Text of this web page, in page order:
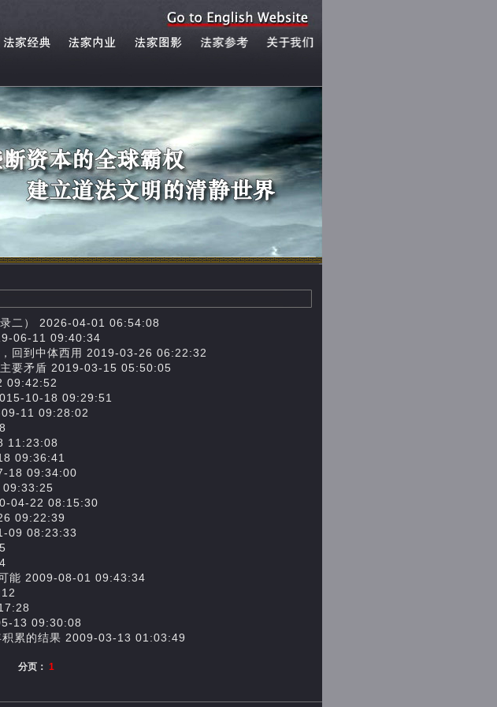
录二） 2026-04-01 06:54:08
06-11 09:40:34
回到中体西用 ​ 2019-03-26 06:22:32
主要矛盾 2019-03-15 05:50:05
09:42:52
10-18 09:29:51
09-11 09:28:02
11:23:08
09:36:41
18 09:34:00
09:33:25
04-22 08:15:30
09:22:39
09 08:23:33
可能 2009-08-01 09:43:34
13 09:30:08
积累的结果 2009-03-13 01:03:49
分页： 1